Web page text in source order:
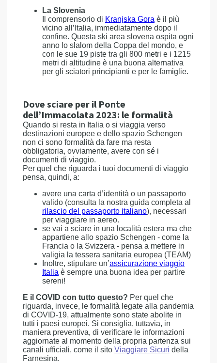
La Slovenia
Il comprensorio di Kranjska Gora è il più
vicino all’Italia, immediatamente dopo il
confine. Questa ski area slovena ospita ogni
anno lo slalom della Coppa del mondo, e
con le sue 19 piste tra gli 800 metri e i 1215
metri di altitudine è una buona alternativa
per gli sciatori principianti e per le famiglie.
Dove sciare per il Ponte
dell’Immacolata 2023: le formalità
Quando si resta in Italia o si viaggia verso
destinazioni europee e dello spazio Schengen
non ci sono formalità da fare ma resta
obbligatoria, ovviamente, avere con sé i
documenti di viaggio.
Per quel che riguarda i tuoi documenti di viaggio
pensa, quindi, a:
avere una carta d’identità o un passaporto
valido (consulta la nostra guida completa al
rilascio del passaporto italiano), necessari
per viaggiare in aereo.
se vai a sciare in una località estera ma che
appartiene allo spazio Schengen - come la
Francia o la Svizzera - pensa a mettere in
valigia la tessera sanitaria europea (TEAM)
Inoltre, stipulare un’assicurazione viaggio
Italia è sempre una buona idea per partire
sereni!
E il COVID con tutto questo? Per quel che
riguarda, invece, le formalità legate alla pandemia
di COVID-19, attualmente sono state abolite in
tutti i paesi europei. Si consiglia, tuttavia, in
maniera preventiva, di verificare le informazioni
aggiornate al momento della propria partenza sui
canali ufficiali, come il sito Viaggiare Sicuri della
Farnesina.